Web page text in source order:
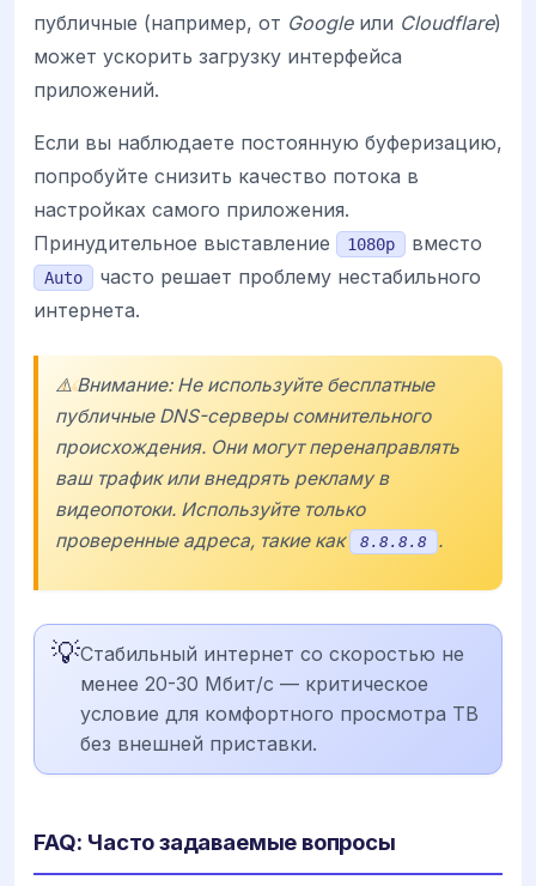
публичные (например, от Googleили Cloudflare)
может ускорить загрузку интерфейса
приложений.
Если вы наблюдаете постоянную буферизацию,
попробуйте снизить качество потока в
настройках самого приложения.
Принудительное выставление
1080p вместо
Auto
часто решает проблему нестабильного
интернета.
⚠️ Внимание: Не используйте бесплатные
публичные DNS-серверы сомнительного
происхождения. Они могут перенаправлять
ваш трафик или внедрять рекламу в
видеопотоки. Используйте только
проверенные адреса, такие как
8.8.8.8 .
💡Стабильный интернет со скоростью не
менее 20-30 Мбит/с — критическое
условие для комфортного просмотра ТВ
без внешней приставки.
FAQ: Часто задаваемые вопросы